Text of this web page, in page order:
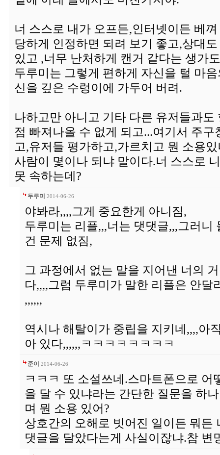
너 스스로 내가 오프든,인터넷이든 베
당하게 인정하면 되려 보기 좋고,상대
있고 ,너무 난처하게 캔거 같다는 생가
두루미는 그렇게 편하게 자신을 털 마
신을 깊은 수렁이에 가두어 버려.
나하고만 아니고 기타 다른 유저들과도
점 빠져나올 수 없게 되고...여기서 주
고,유저들 평가하고,가르치고 뭔 소용
사람이 몇이나 되냐 말이다.너 스스로
못 속하는데?
두루미 2014-06-26
야봐라,,,,그게 중요한게 아니짐,
두루미는 리플,,,너는 댓댓글,,,그러니
건 문제 없짐,
그 과정에서 없는 말을 지어낸 너의
다,,,,그럼 두루미가 말한 리플은 안달
,,,,,,
역시나 해탈이가 중립을 지키네,,,,아
아 있다,,,,,,ㅋㅋㅋㅋㅋㅋㅋㅋ
준이 2014-06-26
ㅋㅋㅋ 또 소설쓰네.스마트폰으로 어
을 달 수 있냐라는 간단한 질문을 하
며 뭔 소용 있어?
상호간의 오해로 빗어진 일이든 뭐든
댓글을 달았다는게 사실이잖냐.참 변